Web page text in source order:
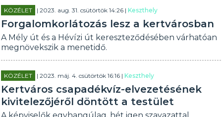
KÖZÉLET | 2023. aug. 31. csütörtök 14:26 |Keszthely
Forgalomkorlátozás lesz a kertvárosban
A Mély út és a Hévízi út kereszteződésében várhatóan
megnövekszik a menetidő.
KÖZÉLET | 2023. máj. 4. csütörtök 16:16 |Keszthely
Kertváros csapadékvíz-elvezetésének
kivitelezőjéről döntött a testület